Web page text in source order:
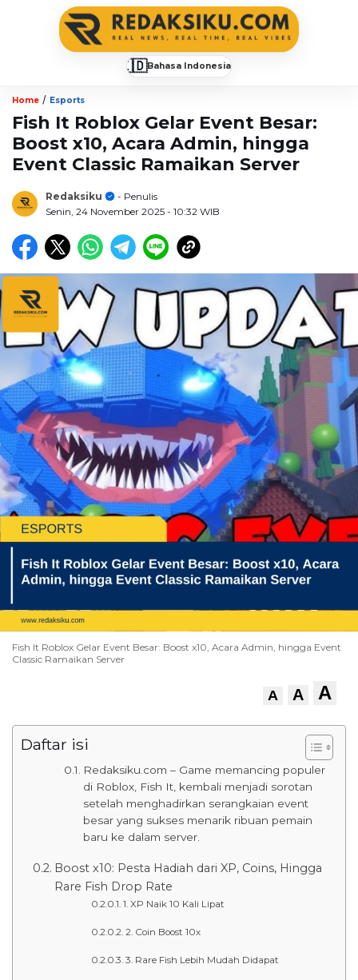
🇮🇩Bahasa Indonesia
Home / Esports
Fish It Roblox Gelar Event Besar:
Boost x10, Acara Admin, hingga
Event Classic Ramaikan Server
Redaksiku
- Penulis
Senin, 24 November 2025 - 10:32 WIB
Fish It Roblox Gelar Event Besar: Boost x10, Acara Admin, hingga Event
Classic Ramaikan Server
A A A
Daftar isi
Redaksiku.com – Game memancing populer
di Roblox, Fish It, kembali menjadi sorotan
setelah menghadirkan serangkaian event
besar yang sukses menarik ribuan pemain
baru ke dalam server.
Boost x10: Pesta Hadiah dari XP, Coins, Hingga
Rare Fish Drop Rate
1. XP Naik 10 Kali Lipat
2. Coin Boost 10x
3. Rare Fish Lebih Mudah Didapat